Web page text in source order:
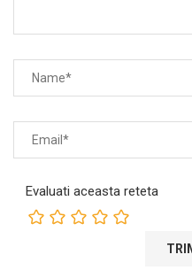
Evaluati aceasta reteta